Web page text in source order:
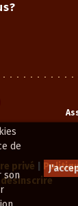
de
son
privé
désinscrire